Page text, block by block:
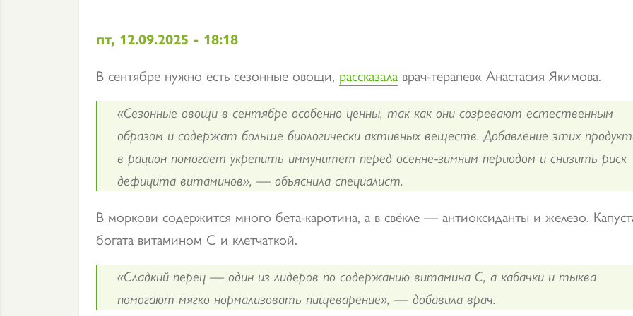
пт, 12.09.2025 - 18:18
В сентябре нужно есть сезонные овощи, рассказала врач-терапев« Анастасия Якимова.
«Сезонные овощи в сентябре особенно ценны, так как они созревают естественным
образом и содержат больше биологически активных веществ. Добавление этих
в рацион помогает укрепить иммунитет перед осенне-зимним периодом и снизить риск
дефицита витаминов», — объяснила специалист.
В моркови содержится много бета-каротина, а в свёкле — антиоксиданты и железо.
богата витамином C и клетчаткой.
«Сладкий перец — один из лидеров по содержанию витамина C, а кабачки и тыква
помогают мягко нормализовать пищеварение», — добавила врач.